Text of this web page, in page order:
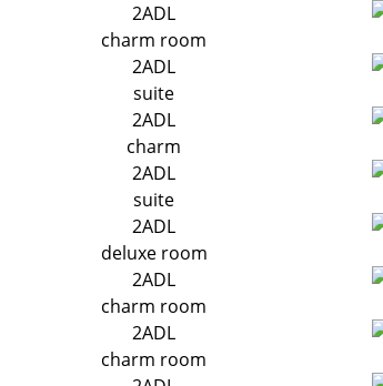
2ADL
charm room
2ADL
suite
2ADL
charm
2ADL
suite
2ADL
deluxe room
2ADL
charm room
2ADL
charm room